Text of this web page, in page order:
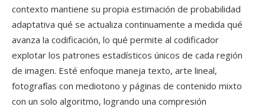
contexto mantiene su propia estimación de probabilidad
adaptativa qué se actualiza continuamente a medida qué
avanza la codificación, lo qué permite al codificador
explotar los patrones estadísticos únicos de cada región
de imagen. Esté enfoque maneja texto, arte lineal,
fotografías con mediotono y páginas de contenido mixto
con un solo algoritmo, logrando una compresión